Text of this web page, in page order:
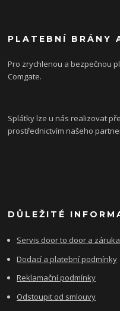
PLATEBNÍ BRÁNY
Pro zrychlenou a bezpečnou
Comgate.
Splátky lze u nás realizovat
prostřednictvím našeho
DŮLEŽITÉ
Servis door to door a záruka
Dodací a platební podmínky
Reklamační podmínky
Odstoupit od smlouvy